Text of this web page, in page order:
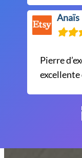
Anaïs
Pierre